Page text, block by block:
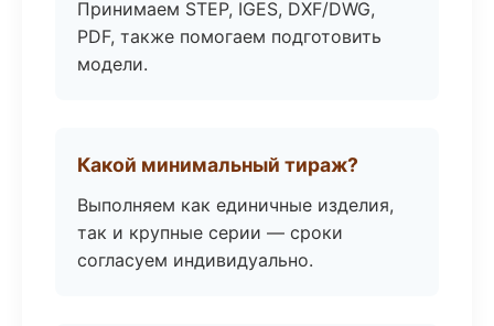
Принимаем STEP, IGES, DXF/DWG,
PDF, также помогаем подготовить
модели.
Какой минимальный тираж?
Выполняем как единичные изделия,
так и крупные серии — сроки
согласуем индивидуально.